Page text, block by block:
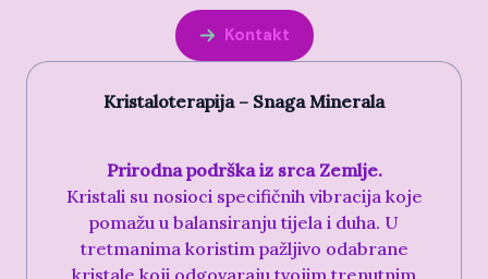
Kontakt
Kristaloterapija – Snaga Minerala
Prirodna podrška iz srca Zemlje.
Kristali su nosioci specifičnih vibracija koje
pomažu u balansiranju tijela i duha. U
tretmanima koristim pažljivo odabrane
kristale koji odgovaraju tvojim trenutnim